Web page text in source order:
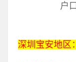
户口了，
深圳宝安地区：